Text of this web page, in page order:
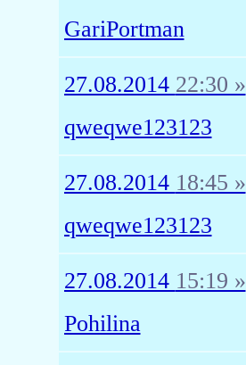
GariPortman
27.08.2014 22:30 »
qweqwe123123
27.08.2014 18:45 »
qweqwe123123
27.08.2014 15:19 »
Pohilina